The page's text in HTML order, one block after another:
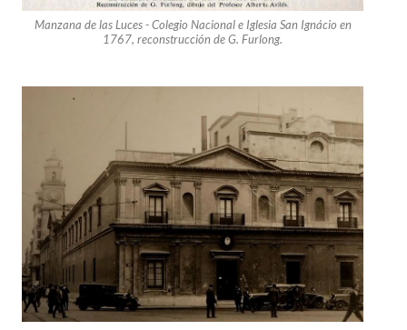
Manzana de las Luces - Colegio Nacional e Iglesia San Ignácio en
1767, reconstrucción de G. Furlong.